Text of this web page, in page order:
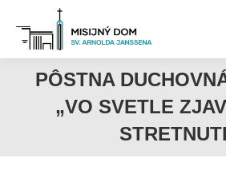
PÔSTNA
„VO SVETLE